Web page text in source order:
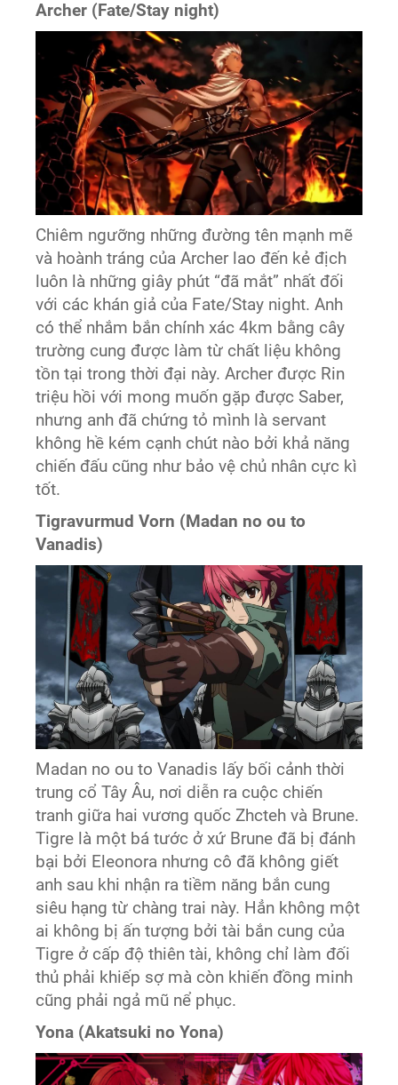
Archer (Fate/Stay night)
Chiêm ngưỡng những đường tên mạnh mẽ
và hoành tráng của Archer lao đến kẻ địch
luôn là những giây phút “đã mắt” nhất đối
với các khán giả của Fate/Stay night. Anh
có thể nhắm bắn chính xác 4km bằng cây
trường cung được làm từ chất liệu không
tồn tại trong thời đại này. Archer được Rin
triệu hồi với mong muốn gặp được Saber,
nhưng anh đã chứng tỏ mình là servant
không hề kém cạnh chút nào bởi khả năng
chiến đấu cũng như bảo vệ chủ nhân cực kì
tốt.
Tigravurmud Vorn (Madan no ou to
Vanadis)
Madan no ou to Vanadis lấy bối cảnh thời
trung cổ Tây Âu, nơi diễn ra cuộc chiến
tranh giữa hai vương quốc Zhcteh và Brune.
Tigre là một bá tước ở xứ Brune đã bị đánh
bại bởi Eleonora nhưng cô đã không giết
anh sau khi nhận ra tiềm năng bắn cung
siêu hạng từ chàng trai này. Hẳn không một
ai không bị ấn tượng bởi tài bắn cung của
Tigre ở cấp độ thiên tài, không chỉ làm đối
thủ phải khiếp sợ mà còn khiến đồng minh
cũng phải ngả mũ nể phục.
Yona (Akatsuki no Yona)